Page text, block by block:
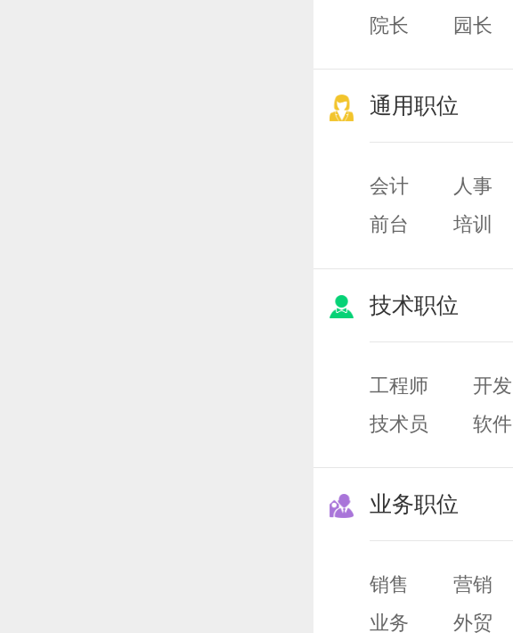
院长
园长
总务
队长
通用职位
会计 人事
前台
培训
人力资源
技术职位
工程师 开发
技术员
软件
业务职位
销售 营销
业务
外贸